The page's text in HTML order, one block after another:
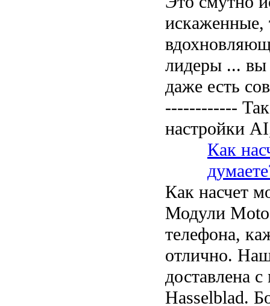
искаженные,
лидеры ... вы
даже есть
------------ Так
настройки
Как
Как насчет
Модули Moto
телефона,
отлично.
доставлена
Hasselblad.